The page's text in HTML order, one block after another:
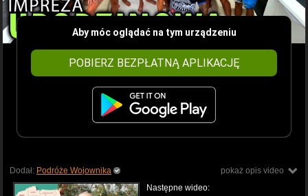
Aby móc oglądać na tym urządzeniu
POBIERZ BEZPŁATNĄ APLIKACJĘ
pokaż opis video
Dodał: Podróże Wojownika
Następne wideo: